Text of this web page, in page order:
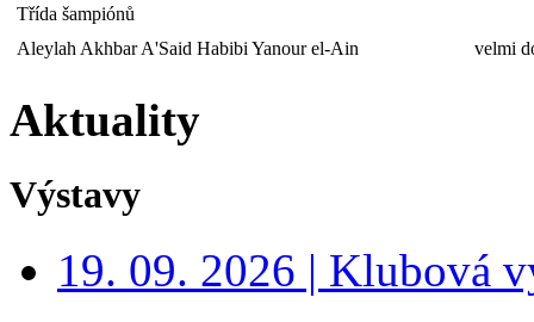
Třída šampiónů
Aleylah Akhbar A'Said Habibi Yanour el-Ain
velmi
Aktuality
Výstavy
19. 09. 2026 | Klubová